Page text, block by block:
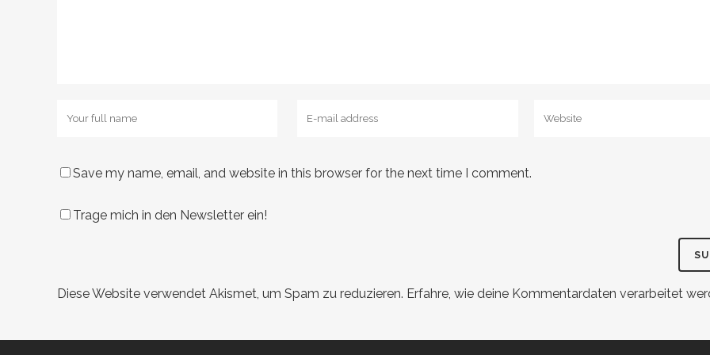
Save my name, email, and website in this browser for the next time I comment.
Trage mich in den Newsletter ein!
Diese Website verwendet Akismet, um Spam zu reduzieren. Erfahre, wie deine Kommentardaten verarbeitet